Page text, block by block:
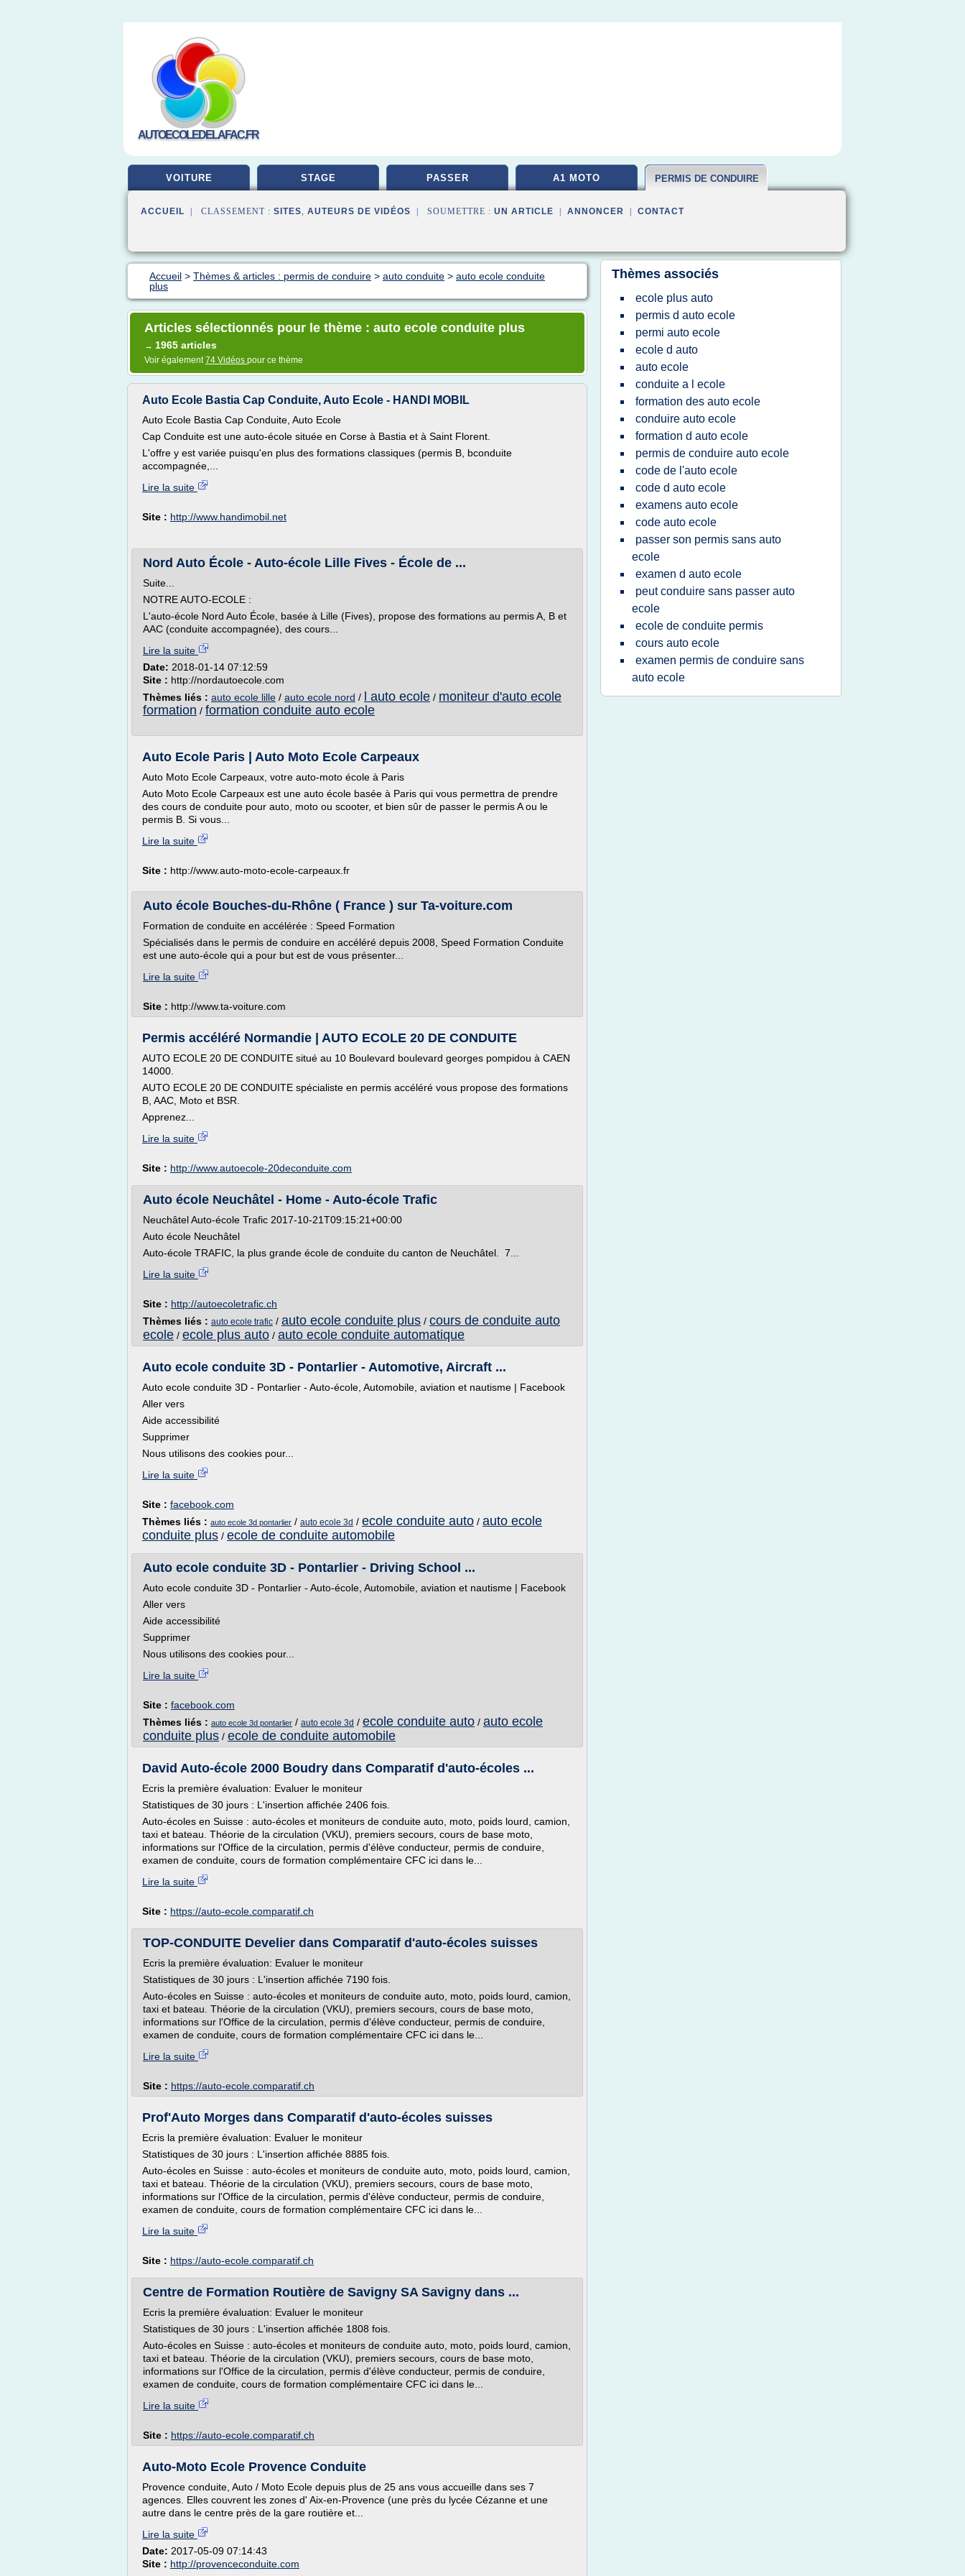
AUTOECOLEDELAFAC.FR
VOITURE STAGE PASSER A1 MOTO PERMIS DE CONDUIRE
ACCUEIL | CLASSEMENT : SITES, AUTEURS DE VIDÉOS | SOUMETTRE : UN ARTICLE ANNONCER CONTACT
Accueil > Thèmes & articles : permis de conduire > auto conduite > auto ecole conduite
plus
Articles sélectionnés pour le thème : auto ecole conduite plus
→ 1965 articles
Voir également74 Vidéos pour ce thème
Auto Ecole Bastia Cap Conduite, Auto Ecole - HANDI MOBIL
Auto Ecole Bastia Cap Conduite, Auto Ecole
Cap Conduite est une auto-école située en Corse à Bastia et à Saint Florent.
L'offre y est variée puisqu'en plus des formations classiques (permis B, bconduite
accompagnée,...
Lire la suite
Site : http://www.handimobil.net
Nord Auto École - Auto-école Lille Fives - École de ...
Suite...
NOTRE AUTO-ECOLE :
L'auto-école Nord Auto École, basée à Lille (Fives), propose des formations au permis A, B et
AAC (conduite accompagnée), des cours...
Lire la suite
Date: 2018-01-14 07:12:59
Site : http://nordautoecole.com
Thèmes liés : auto ecole lille / auto ecole nord / l auto ecole / moniteur d'auto ecole
formation / formation conduite auto ecole
Auto Ecole Paris | Auto Moto Ecole Carpeaux
Auto Moto Ecole Carpeaux, votre auto-moto école à Paris
Auto Moto Ecole Carpeaux est une auto école basée à Paris qui vous permettra de prendre
des cours de conduite pour auto, moto ou scooter, et bien sûr de passer le permis A ou le
permis B. Si vous...
Lire la suite
Site : http://www.auto-moto-ecole-carpeaux.fr
Auto école Bouches-du-Rhône ( France ) sur Ta-voiture.com
Formation de conduite en accélérée : Speed Formation
Spécialisés dans le permis de conduire en accéléré depuis 2008, Speed Formation Conduite
est une auto-école qui a pour but est de vous présenter...
Lire la suite
Site : http://www.ta-voiture.com
Permis accéléré Normandie | AUTO ECOLE 20 DE CONDUITE
AUTO ECOLE 20 DE CONDUITE situé au 10 Boulevard boulevard georges pompidou à CAEN
14000.
AUTO ECOLE 20 DE CONDUITE spécialiste en permis accéléré vous propose des formations
B, AAC, Moto et BSR.
Apprenez...
Lire la suite
Site : http://www.autoecole-20deconduite.com
Auto école Neuchâtel - Home - Auto-école Trafic
Neuchâtel Auto-école Trafic 2017-10-21T09:15:21+00:00
Auto école Neuchâtel
Auto-école TRAFIC, la plus grande école de conduite du canton de Neuchâtel. 7...
Lire la suite
Site : http://autoecoletrafic.ch
Thèmes liés : auto ecole trafic / auto ecole conduite plus / cours de conduite auto
ecole / ecole plus auto / auto ecole conduite automatique
Auto ecole conduite 3D - Pontarlier - Automotive, Aircraft ...
Auto ecole conduite 3D - Pontarlier - Auto-école, Automobile, aviation et nautisme | Facebook
Aller vers
Aide accessibilité
Supprimer
Nous utilisons des cookies pour...
Lire la suite
Site : facebook.com
Thèmes liés : auto ecole 3d pontarlier / auto ecole 3d / ecole conduite auto / auto ecole
conduite plus / ecole de conduite automobile
Auto ecole conduite 3D - Pontarlier - Driving School ...
Auto ecole conduite 3D - Pontarlier - Auto-école, Automobile, aviation et nautisme | Facebook
Aller vers
Aide accessibilité
Supprimer
Nous utilisons des cookies pour...
Lire la suite
Site : facebook.com
Thèmes liés : auto ecole 3d pontarlier / auto ecole 3d / ecole conduite auto / auto ecole
conduite plus / ecole de conduite automobile
David Auto-école 2000 Boudry dans Comparatif d'auto-écoles ...
Ecris la première évaluation: Evaluer le moniteur
Statistiques de 30 jours : L'insertion affichée 2406 fois.
Auto-écoles en Suisse : auto-écoles et moniteurs de conduite auto, moto, poids lourd, camion,
taxi et bateau. Théorie de la circulation (VKU), premiers secours, cours de base moto,
informations sur l'Office de la circulation, permis d'élève conducteur, permis de conduire,
examen de conduite, cours de formation complémentaire CFC ici dans le...
Lire la suite
Site : https://auto-ecole.comparatif.ch
TOP-CONDUITE Develier dans Comparatif d'auto-écoles suisses
Ecris la première évaluation: Evaluer le moniteur
Statistiques de 30 jours : L'insertion affichée 7190 fois.
Auto-écoles en Suisse : auto-écoles et moniteurs de conduite auto, moto, poids lourd, camion,
taxi et bateau. Théorie de la circulation (VKU), premiers secours, cours de base moto,
informations sur l'Office de la circulation, permis d'élève conducteur, permis de conduire,
examen de conduite, cours de formation complémentaire CFC ici dans le...
Lire la suite
Site : https://auto-ecole.comparatif.ch
Prof'Auto Morges dans Comparatif d'auto-écoles suisses
Ecris la première évaluation: Evaluer le moniteur
Statistiques de 30 jours : L'insertion affichée 8885 fois.
Auto-écoles en Suisse : auto-écoles et moniteurs de conduite auto, moto, poids lourd, camion,
taxi et bateau. Théorie de la circulation (VKU), premiers secours, cours de base moto,
informations sur l'Office de la circulation, permis d'élève conducteur, permis de conduire,
examen de conduite, cours de formation complémentaire CFC ici dans le...
Lire la suite
Site : https://auto-ecole.comparatif.ch
Centre de Formation Routière de Savigny SA Savigny dans ...
Ecris la première évaluation: Evaluer le moniteur
Statistiques de 30 jours : L'insertion affichée 1808 fois.
Auto-écoles en Suisse : auto-écoles et moniteurs de conduite auto, moto, poids lourd, camion,
taxi et bateau. Théorie de la circulation (VKU), premiers secours, cours de base moto,
informations sur l'Office de la circulation, permis d'élève conducteur, permis de conduire,
examen de conduite, cours de formation complémentaire CFC ici dans le...
Lire la suite
Site : https://auto-ecole.comparatif.ch
Auto-Moto Ecole Provence Conduite
Provence conduite, Auto / Moto Ecole depuis plus de 25 ans vous accueille dans ses 7
agences. Elles couvrent les zones d' Aix-en-Provence (une près du lycée Cézanne et une
autre dans le centre près de la gare routière et...
Lire la suite
Date: 2017-05-09 07:14:43
Site : http://provenceconduite.com
Thèmes associés
ecole plus auto
permis d auto ecole
permi auto ecole
ecole d auto
auto ecole
conduite a l ecole
formation des auto ecole
conduire auto ecole
formation d auto ecole
permis de conduire auto ecole
code de l'auto ecole
code d auto ecole
examens auto ecole
code auto ecole
passer son permis sans auto
ecole
examen d auto ecole
peut conduire sans passer auto
ecole
ecole de conduite permis
cours auto ecole
examen permis de conduire sans
auto ecole